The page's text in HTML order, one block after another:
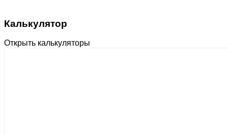
Калькулятор
Открыть калькуляторы